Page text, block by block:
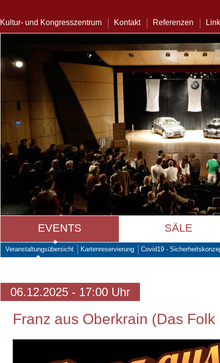
Kultur- und Kongresszentrum Kontakt Referenzen
EVENTS SÄLE
Veranstaltungsübersicht Kartenreservierung Covid19 -
06.12.2025 - 17:00 Uhr
Franz aus Oberkrain (Das Folk